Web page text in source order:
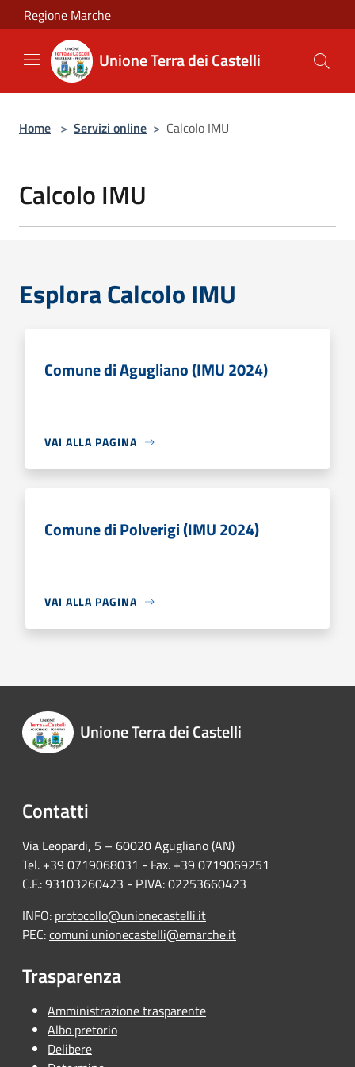
Salta al contenuto principale
Regione Marche
Unione Terra dei Castelli
Home > Servizi online > Calcolo IMU
Calcolo IMU
Esplora Calcolo IMU
Comune di Agugliano (IMU 2024)
VAI ALLA PAGINA
Comune di Polverigi (IMU 2024)
VAI ALLA PAGINA
Unione Terra dei Castelli
Contatti
Via Leopardi, 5 – 60020 Agugliano (AN)
Tel. +39 0719068031 - Fax. +39 0719069251
C.F.: 93103260423 - P.IVA: 02253660423
INFO: protocollo@unionecastelli.it
PEC:comuni.unionecastelli@emarche.it
Trasparenza
Amministrazione trasparente
Albo pretorio
Delibere